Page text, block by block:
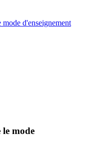
d'enseignement
mode